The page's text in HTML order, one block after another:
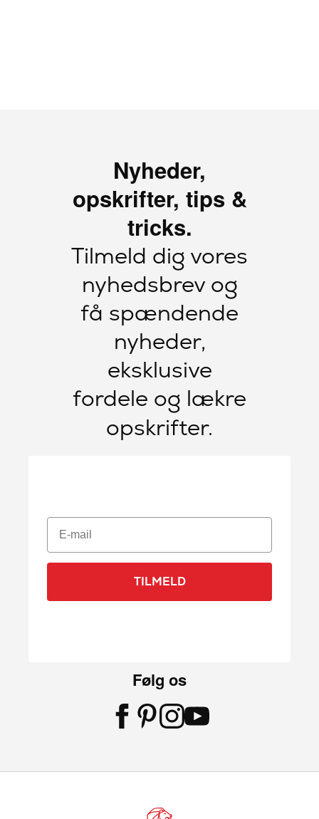
Nyheder,
opskrifter, tips &
tricks.
Tilmeld dig vores
nyhedsbrev og
få spændende
nyheder,
eksklusive
fordele og lækre
opskrifter.
E-mail
TILMELD
Følg os